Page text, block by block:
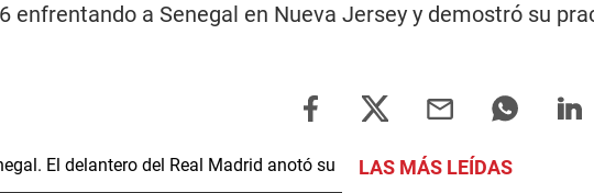
enfrentando a Senegal en Nueva Jersey y demostró su
LAS MÁS LEÍDAS